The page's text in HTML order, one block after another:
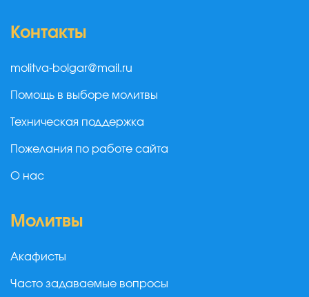
Контакты
molitva-bolgar@mail.ru
Помощь в выборе молитвы
Техническая поддержка
Пожелания по работе сайта
О нас
Молитвы
Акафисты
Часто задаваемые вопросы